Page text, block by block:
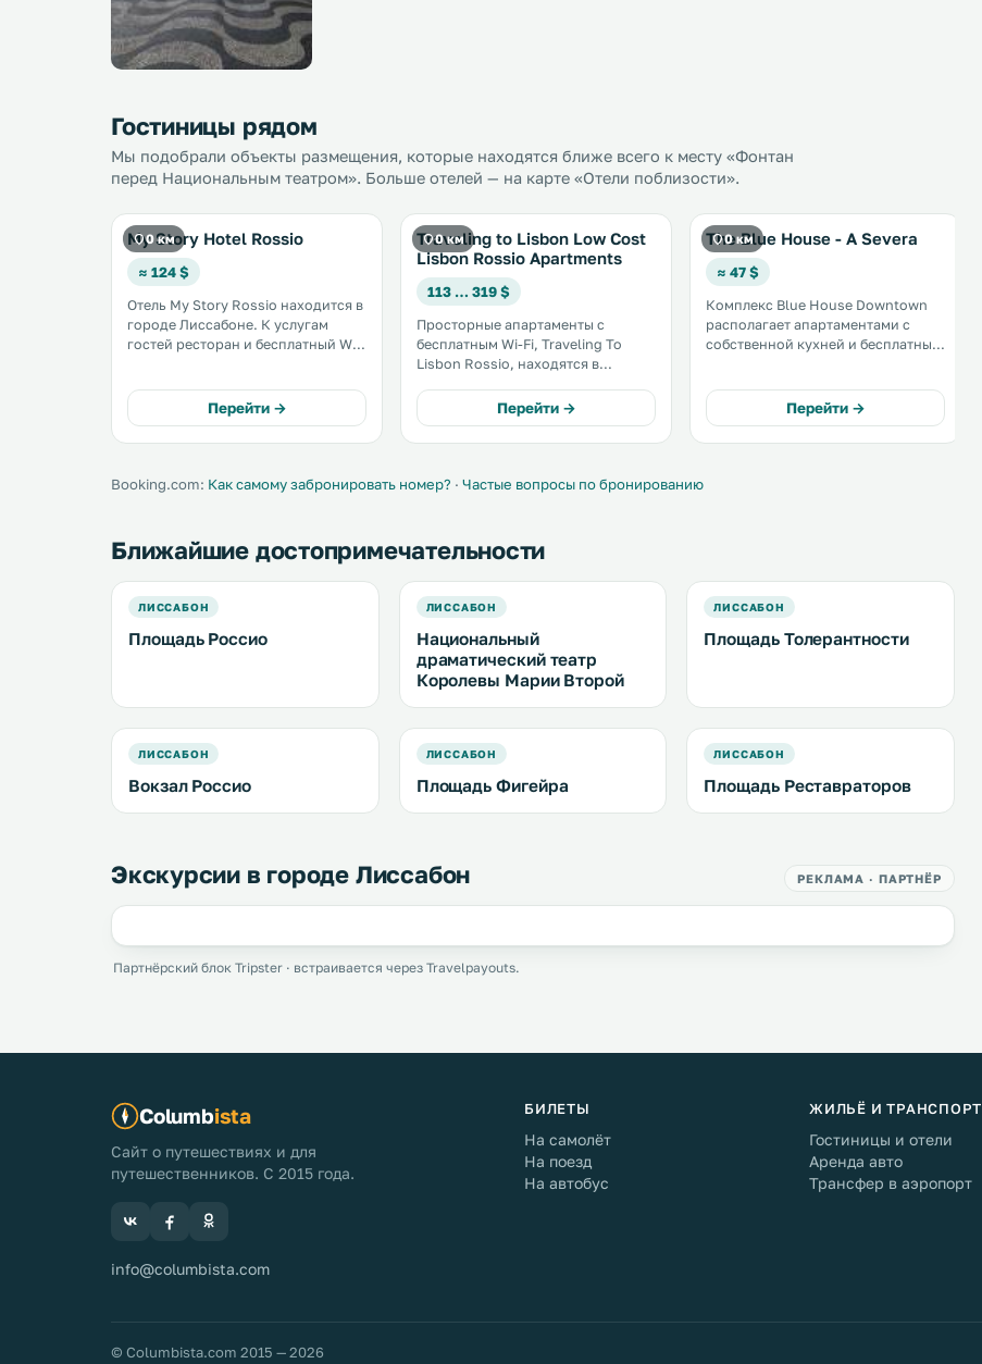
Гостиницы рядом
Мы подобрали объекты размещения, которые находятся ближе всего к месту «Фонтан
перед Национальным театром». Больше отелей — на карте «Отели поблизости».
0 км
My Story Hotel Rossio
≈ 124 $
Отель My Story Rossio находится в
городе Лиссабоне. К услугам
гостей ресторан и бесплатный Wi-
собственной ванной комнате душ,
фен и бесплатные туалетно-
косметические принадлежности. .
Перейти →
0 км
Traveling to Lisbon Low Cost
Lisbon Rossio Apartments
113 … 319 $
Просторные апартаменты с
бесплатным Wi-Fi, Traveling To
Lisbon Rossio, находятся в
минутах ходьбы расположены
районы Шиаду, Байру-Алту и
Алфама. .
Перейти →
0 км
The Blue House - A Severa
≈ 47 $
Комплекс Blue House Downtown
располагает апартаментами с
собственной кухней и бесплатным
Перейти →
Booking.com: Как самому забронировать номер? · Частые вопросы по бронированию
Ближайшие достопримечательности
ЛИССАБОН
Площадь Россио
ЛИССАБОН
Национальный
драматический театр
Королевы Марии Второй
ЛИССАБОН
Площадь Толерантности
ЛИССАБОН
Вокзал Россио
ЛИССАБОН
Площадь Фигейра
ЛИССАБОН
Площадь Реставраторов
Экскурсии в городе Лиссабон РЕКЛАМА · ПАРТНЁР
Партнёрский блок Tripster · встраивается через Travelpayouts.
Columbista
Сайт о путешествиях и для
путешественников. С 2015 года.
info@columbista.com
БИЛЕТЫ
На самолёт
На поезд
На автобус
ЖИЛЬЁ И ТРАНСПОРТ
Гостиницы и отели
Аренда авто
Трансфер в аэропорт
© Columbista.com 2015 — 2026